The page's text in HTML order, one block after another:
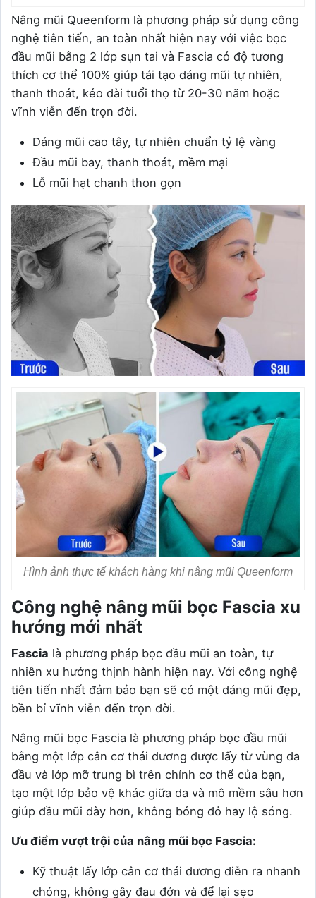
Nâng mũi Queenform là phương pháp sử dụng công
nghệ tiên tiến, an toàn nhất hiện nay với việc bọc
đầu mũi bằng 2 lớp sụn tai và Fascia có độ tương
thích cơ thể 100% giúp tái tạo dáng mũi tự nhiên,
thanh thoát, kéo dài tuổi thọ từ 20-30 năm hoặc
vĩnh viễn đến trọn đời.
Dáng mũi cao tây, tự nhiên chuẩn tỷ lệ vàng
Đầu mũi bay, thanh thoát, mềm mại
Lỗ mũi hạt chanh thon gọn
Hình ảnh thực tế khách hàng khi nâng mũi Queenform
Công nghệ nâng mũi bọc Fascia xu
hướng mới nhất
Fascia là phương pháp bọc đầu mũi an toàn, tự
nhiên xu hướng thịnh hành hiện nay. Với công nghệ
tiên tiến nhất đảm bảo bạn sẽ có một dáng mũi đẹp,
bền bỉ vĩnh viễn đến trọn đời.
Nâng mũi bọc Fascia là phương pháp bọc đầu mũi
bằng một lớp cân cơ thái dương được lấy từ vùng da
đầu và lớp mỡ trung bì trên chính cơ thể của bạn,
tạo một lớp bảo vệ khác giữa da và mô mềm sâu hơn
giúp đầu mũi dày hơn, không bóng đỏ hay lộ sóng.
Ưu điểm vượt trội của nâng mũi bọc Fascia:
Kỹ thuật lấy lớp cân cơ thái dương diễn ra nhanh
chóng, không gây đau đớn và để lại sẹo